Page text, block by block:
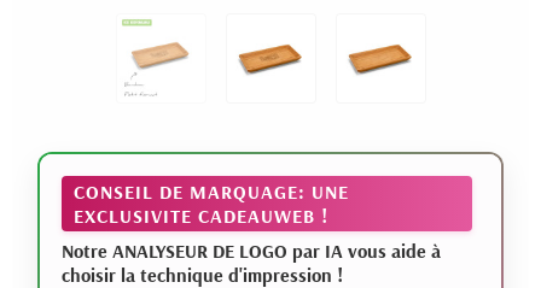
CONSEIL DE MARQUAGE: UNE
EXCLUSIVITE CADEAUWEB !
Notre ANALYSEUR DE LOGO par IA vous aide à
choisir la technique d'impression !